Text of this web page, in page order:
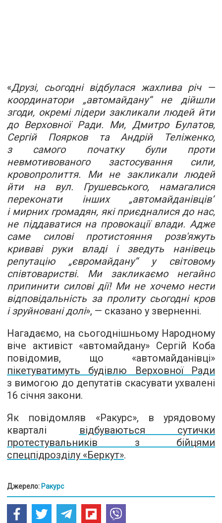
«Друзі, сьогодні відбулася жахлива річ —
координатори „автомайдану“ не дійшли
згоди, окремі лідери закликали людей йти
до Верховної Ради. Ми, Дмитро Булатов,
Сергій Поярков та Андрій Теліженко,
з самого початку були проти
невмотивованого застосування сили,
кровопролиття. Ми не закликали людей
йти на вул. Грушевського, намагалися
переконати інших „автомайданівців“
і мирних громадян, які приєдналися до нас,
не піддаватися на провокації влади. Адже
саме силові протистояння розв'яжуть
криваві руки владі і зведуть нанівець
репутацію „євромайдану“ у світовому
співтоваристві. Ми закликаємо негайно
припинити силові дії! Ми не хочемо нести
відповідальність за пролиту сьогодні кров
і зруйновані долі», — сказано у зверненні.
Нагадаємо, на сьогоднішньому Народному
віче активіст «​​автомайдану» Сергій Коба
повідомив, що «автомайданівці»
пікетуватимуть будівлю Верховної Ради
з вимогою до депутатів скасувати ухвалені
16 січня закони.
Як повідомляв «Ракурс», в урядовому
кварталі
відбуваються сутички
протестувальників з бійцями
спецпідрозділу «Беркут».
Джерело: Ракурс